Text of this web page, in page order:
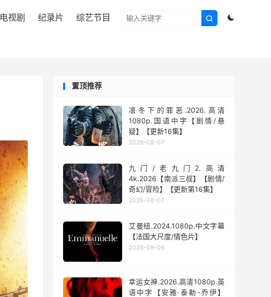


电视剧 纪录片 综艺节目
置顶推荐
凛冬下的罪恶.2026.高清
1080p.国语中字【剧情/悬
疑】【更新16集】
2026-08-07
九门/老九门2.高清
4k.2026【南派三叔】【剧情/
奇幻/冒险】【更新第16集】
2026-08-07
艾曼纽.2024.1080p.中文字幕
【法国大尺度/情色片】
2026-08-06
幸运女神.2026.高清1080p.英
语中字【安雅·泰勒-乔伊】